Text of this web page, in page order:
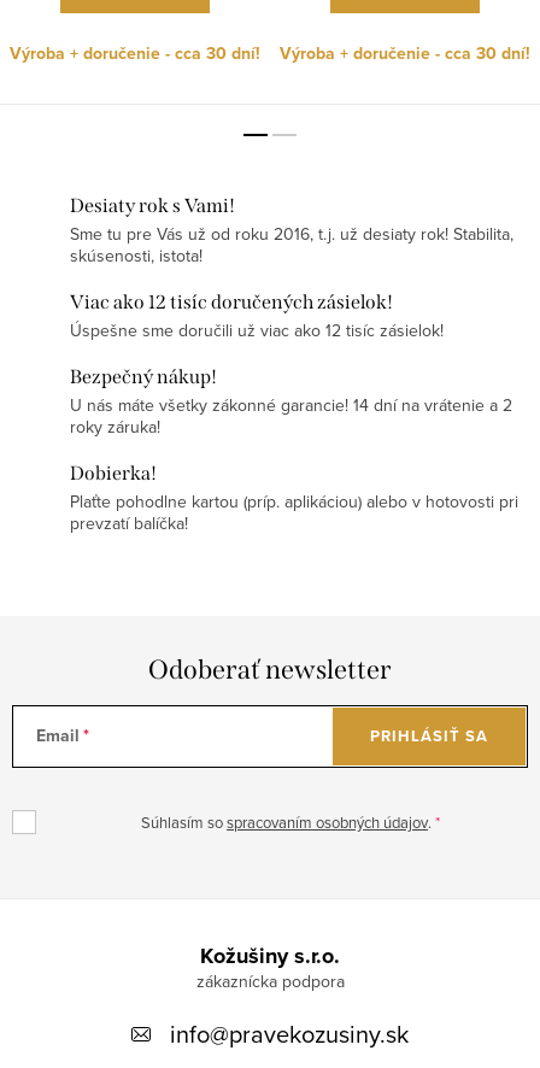
Výroba + doručenie - cca 30 dní! Výroba + doručenie - cca 30 dní!
Desiaty rok s Vami!
Sme tu pre Vás už od roku 2016, t.j. už desiaty rok! Stabilita,
skúsenosti, istota!
Viac ako 12 tisíc doručených zásielok!
Úspešne sme doručili už viac ako 12 tisíc zásielok!
Bezpečný nákup!
U nás máte všetky zákonné garancie! 14 dní na vrátenie a 2
roky záruka!
Dobierka!
Plaťte pohodlne kartou (príp. aplikáciou) alebo v hotovosti pri
prevzatí balíčka!
Odoberať newsletter
Email
Súhlasím sospracovaním osobných údajov.
PRIHLÁSIŤ SA
Kožušiny s.r.o.
info@pravekozusiny.sk